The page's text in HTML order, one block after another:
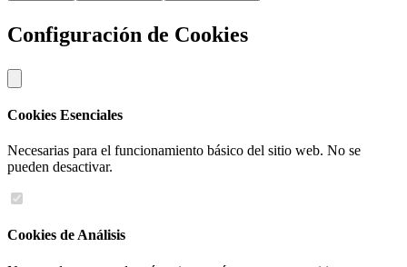
Configuración de Cookies
Cookies Esenciales
Necesarias para el funcionamiento básico del sitio web. No se
pueden desactivar.
Cookies de Análisis